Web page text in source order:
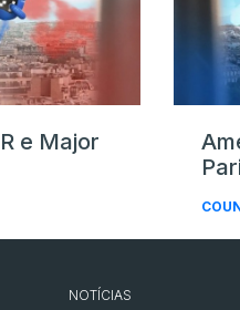
e Major
NOTÍCIAS